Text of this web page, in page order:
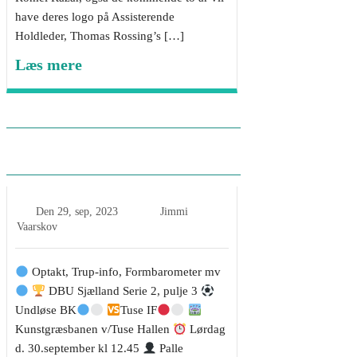
have deres logo på Assisterende
Holdleder, Thomas Rossing’s […]
Læs mere
Den 29, sep, 2023
Jimmi
Vaarskov
Optakt, Trup-info, Formbarometer mv
DBU Sjælland Serie 2, pulje 3
Undløse BK
Tuse IF
Kunstgræsbanen v/Tuse Hallen
Lørdag
d. 30.september kl 12.45
Palle